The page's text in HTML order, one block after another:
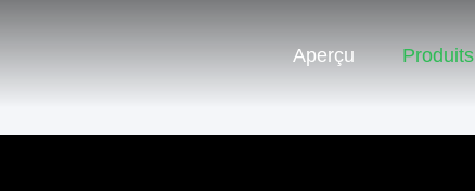
Aperçu Produits